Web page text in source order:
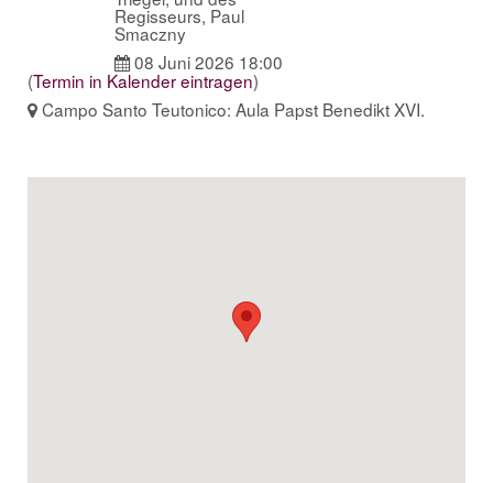
Regisseurs, Paul
Smaczny
08 Juni 2026 18:00
(Termin in Kalender eintragen)
Campo Santo Teutonico: Aula Papst Benedikt XVI.